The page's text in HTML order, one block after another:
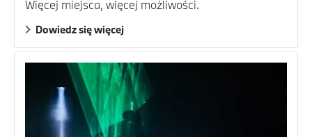
Więcej miejsca, więcej możliwości.
Dowiedz się więcej